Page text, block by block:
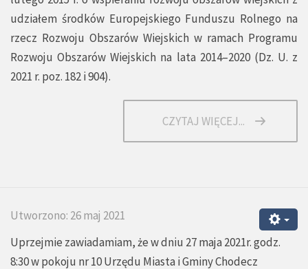
udziałem środków Europejskiego Funduszu Rolnego na
rzecz Rozwoju Obszarów Wiejskich w ramach Programu
Rozwoju Obszarów Wiejskich na lata 2014–2020 (Dz. U. z
2021 r. poz. 182 i 904).
CZYTAJ WIĘCEJ...
Utworzono: 26 maj 2021
Uprzejmie zawiadamiam, że w dniu 27 maja 2021r. godz.
8:30 w pokoju nr 10 Urzędu Miasta i Gminy Chodecz